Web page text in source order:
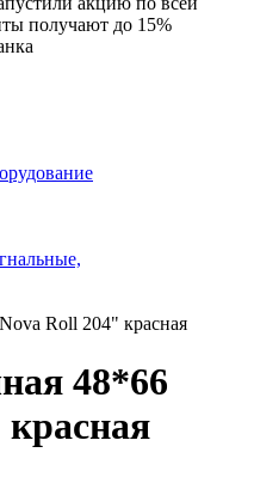
получают до 15%
Roll 204" красная
48*66